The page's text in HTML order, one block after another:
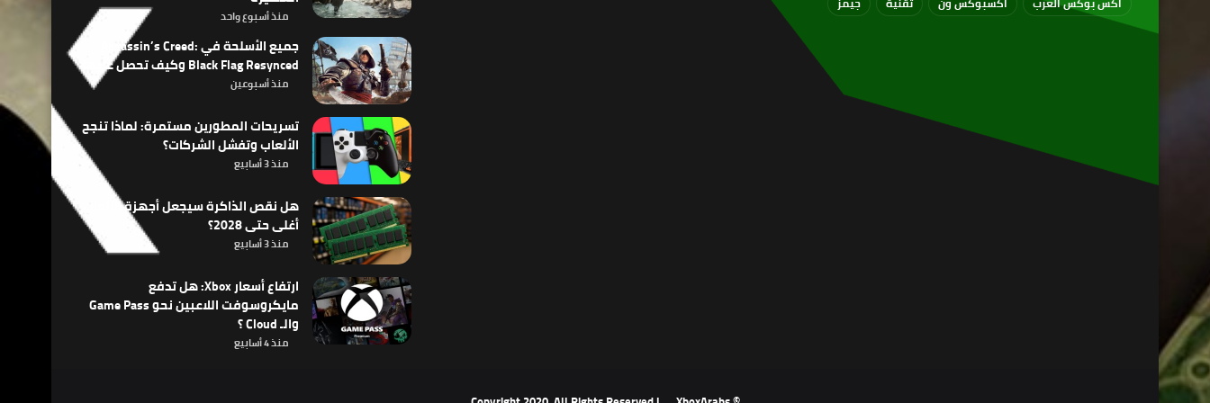
منذ أسبوع واحد
جميع الأسلحة في Assassin’s Creed:
Black Flag Resynced وكيف تحصل عليها
منذ أسبوعين
تسريحات المطورين مستمرة: لماذا تنجح
الألعاب وتفشل الشركات؟
منذ 3 أسابيع
هل نقص الذاكرة سيجعل أجهزة الألعاب
أغلى حتى 2028؟
منذ 3 أسابيع
ارتفاع أسعار Xbox: هل تدفع
مايكروسوفت اللاعبين نحو Game Pass
والـ Cloud ؟
منذ 4 أسابيع